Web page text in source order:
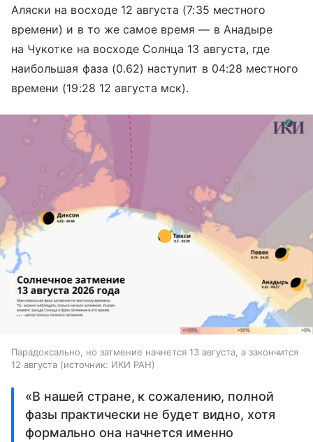
Аляски на восходе 12 августа (7:35 местного
времени) и в то же самое время — в Анадыре
на Чукотке на восходе Солнца 13 августа, где
наибольшая фаза (0.62) наступит в 04:28 местного
времени (19:28 12 августа мск).
Парадоксально, но затмение начнется 13 августа, а закончится
12 августа
источник: ИКИ РАН
«В нашей стране, к сожалению, полной
фазы практически не будет видно, хотя
формально она начнется именно